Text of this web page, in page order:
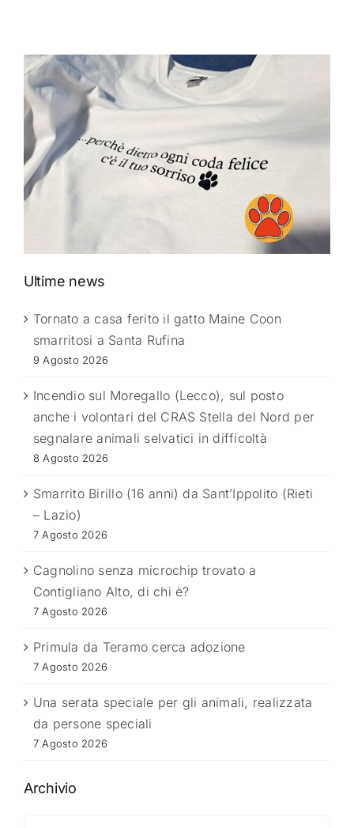
Ultime news
Tornato a casa ferito il gatto Maine Coon
smarritosi a Santa Rufina
9 Agosto 2026
Incendio sul Moregallo (Lecco), sul posto
anche i volontari del CRAS Stella del Nord per
segnalare animali selvatici in difficoltà
8 Agosto 2026
Smarrito Birillo (16 anni) da Sant’Ippolito (Rieti
– Lazio)
7 Agosto 2026
Cagnolino senza microchip trovato a
Contigliano Alto, di chi è?
7 Agosto 2026
Primula da Teramo cerca adozione
7 Agosto 2026
Una serata speciale per gli animali, realizzata
da persone speciali
7 Agosto 2026
Archivio